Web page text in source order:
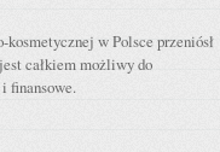
w Polsce przeniósł
całkiem możliwy do
finansowe.